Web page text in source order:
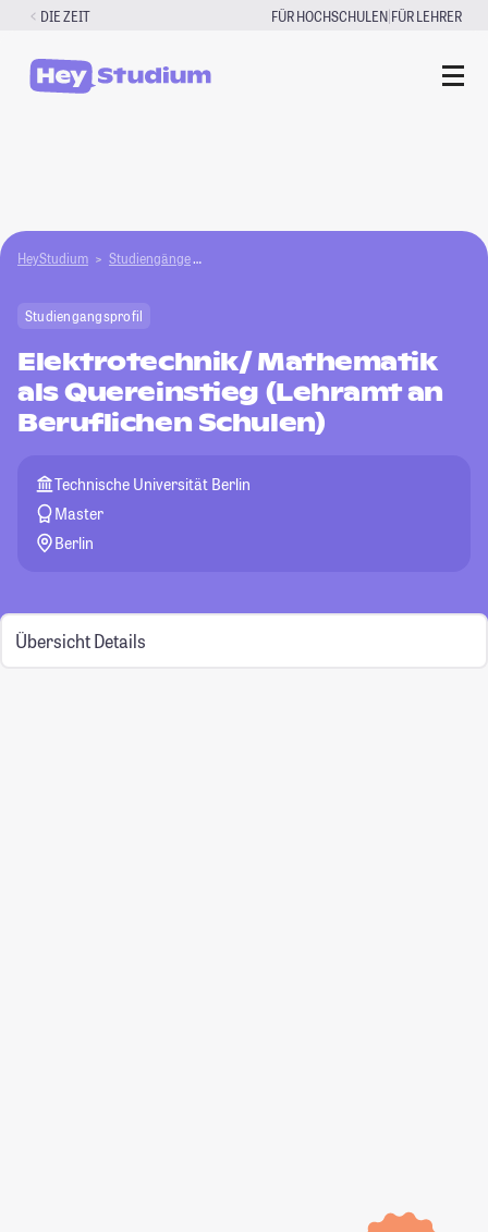
Zum
springen
DIE ZEIT FÜR HOCHSCHULEN|FÜR LEHRER
HeyStudium Studiengänge Elektrotechnik/Mathematik als Quereinstieg
Studiengangsprofil
Elektrotechnik/ Mathematik
als Quereinstieg (Lehramt an
Beruflichen Schulen)
Technische Universität Berlin
Master
Berlin
Übersicht Details